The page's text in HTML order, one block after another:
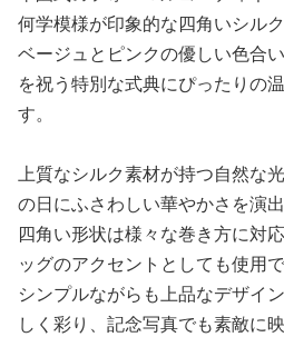
何学模様が印象的な四角いシルク
ベージュとピンクの優しい色合
を祝う特別な式典にぴったりの
す。
上質なシルク素材が持つ自然な
の日にふさわしい華やかさを演出
四角い形状は様々な巻き方に対
ッグのアクセントとしても使用で
シンプルながらも上品なデザイ
しく彩り、記念写真でも素敵に